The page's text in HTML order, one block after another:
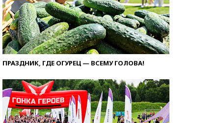
ПРАЗДНИК, ГДЕ ОГУРЕЦ — ВСЕМУ ГОЛОВА!